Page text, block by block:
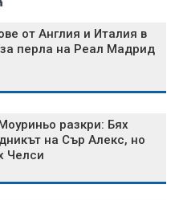
от Англия и Италия в
перла на Реал Мадрид
разкри: Бях
на Сър Алекс, но
Челси